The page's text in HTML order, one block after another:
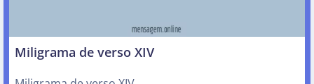
Miligrama de verso XIV